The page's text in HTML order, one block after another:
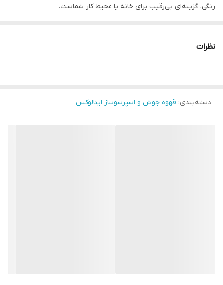
رنگی، گزینه‌ای بی‌رقیب برای خانه یا محیط کار شماست.
توان ۱۳۵۰ وات
مناسب برای تهیه اسپرسو، کاپوچینو، لاته و موارد بیشتر
نظرات
دسته‌بندی: قهوه جوش و اسپرسوساز ایتالوکس